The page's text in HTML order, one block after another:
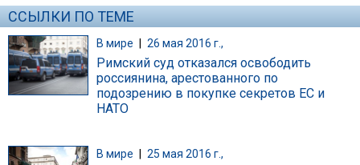
ССЫЛКИ ПО ТЕМЕ
В мире | 26 мая 2016 г.,
Римский суд отказался освободить
россиянина, арестованного по
подозрению в покупке секретов ЕС и
НАТО
В мире 25 мая 2016 г.,